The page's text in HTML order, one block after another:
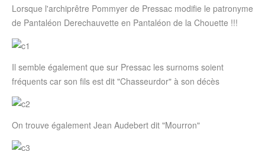
Lorsque l'archiprêtre Pommyer de Pressac modifie le patronyme
de Pantaléon Derechauvette en Pantaléon de la Chouette !!!
Il semble également que sur Pressac les surnoms soient
fréquents car son fils est dit "Chasseurdor" à son décès
On trouve également Jean Audebert dit "Mourron"